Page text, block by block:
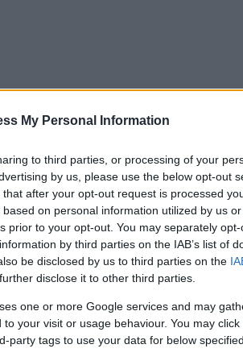
My Personal Information
to third parties, or processing of your
by us, please use the below opt-out
after your opt-out request is processed
on personal information utilized by us
prior to your opt-out. You may separately
by third parties on the IAB’s list of
be disclosed by us to third parties on the
disclose it to other third parties.
one or more Google services and may
your visit or usage behaviour. You may
party tags to use your data for below
en
hun
Norge: – Vi er i
krise
BY HEDDA WESTBY 17.02.2024
Nok en nedtur for Norge og
jentene i VM i skiskyting.
kapret nesten alle
hittil – det gjorde de også i